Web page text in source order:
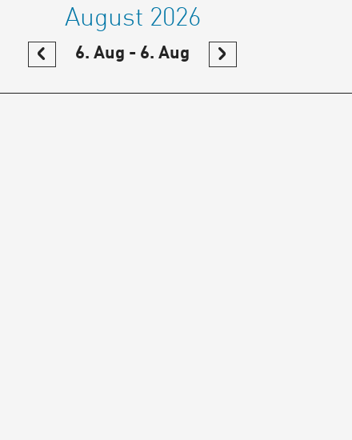
August 2026
IM
KALENDER
6. Aug - 6. Aug
IM
KALENDER
BLÄTTERN